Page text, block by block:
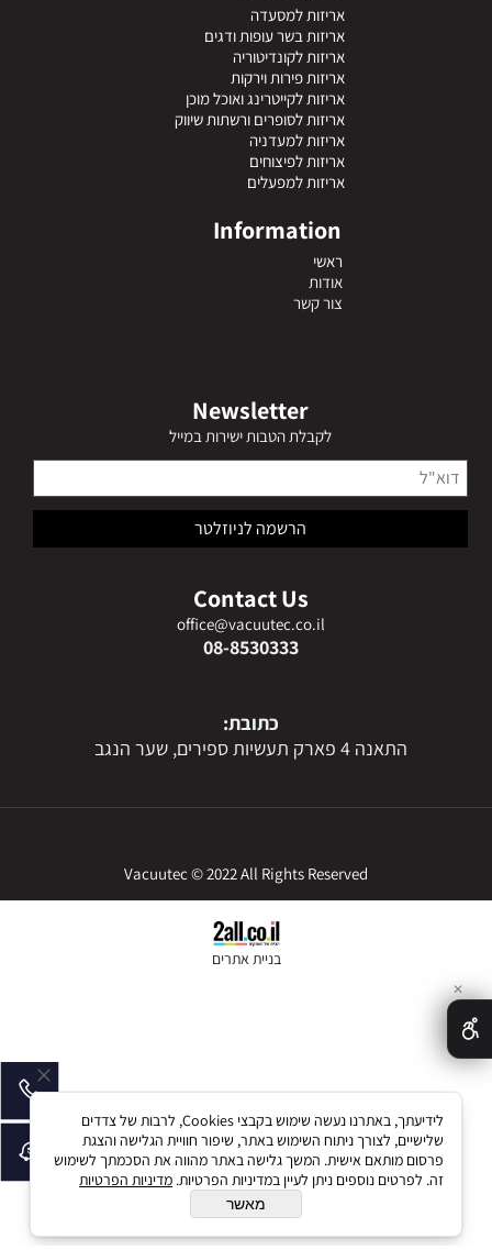
אריזות למסעדה
אריזות בשר עופות ודגים
אריזות לקונדיטוריה
אריזות פירות וירקות
אריזות לקייטרינג ואוכל מוכן
אריזות לסופרים ורשתות שיווק
אריזות למעדניה
אריזות לפיצוחים
אריזות למפעלים
Information
ראשי
אודות
צור קשר
Newsletter
לקבלת הטבות ישירות במייל
Contact Us
office@vacuutec.co.il
08-8530333
כתובת:
התאנה 4 פארק תעשיות ספירים, שער הנגב
Vacuutec © 2022 All Rights Reserved
בניית אתרים
✕
לידיעתך, באתרנו נעשה שימוש בקבצי Cookies, לרבות של צדדים
שלישיים, לצורך ניתוח השימוש באתר, שיפור חוויית הגלישה והצגת
פרסום מותאם אישית. המשך גלישה באתר מהווה את הסכמתך לשימוש
זה. לפרטים נוספים ניתן לעיין במדיניות הפרטיות. מדיניות הפרטיות
מאשר